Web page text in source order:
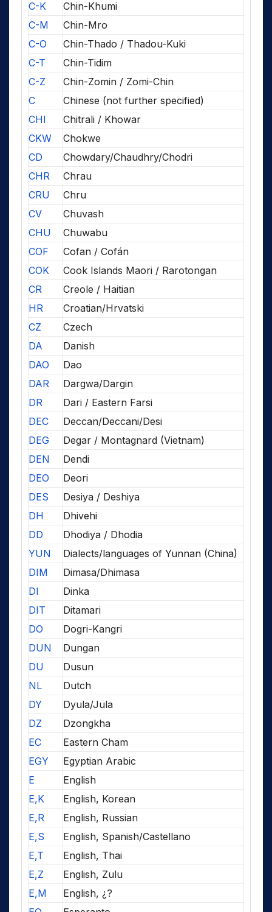
C-K
Chin-Khumi
C-M
Chin-Mro
C-O
Chin-Thado / Thadou-Kuki
C-T
Chin-Tidim
C-Z
Chin-Zomin / Zomi-Chin
C
Chinese (not further specified)
CHI
Chitrali / Khowar
CKW
Chokwe
CD
Chowdary/Chaudhry/Chodri
CHR
Chrau
CRU
Chru
CV
Chuvash
CHU
Chuwabu
COF
Cofan / Cofán
COK
Cook Islands Maori / Rarotongan
CR
Creole / Haitian
HR
Croatian/Hrvatski
CZ
Czech
DA
Danish
DAO
Dao
DAR
Dargwa/Dargin
DR
Dari / Eastern Farsi
DEC
Deccan/Deccani/Desi
DEG
Degar / Montagnard (Vietnam)
DEN
Dendi
DEO
Deori
DES
Desiya / Deshiya
DH
Dhivehi
DD
Dhodiya / Dhodia
YUN
Dialects/languages of Yunnan (China)
DIM
Dimasa/Dhimasa
DI
Dinka
DIT
Ditamari
DO
Dogri-Kangri
DUN
Dungan
DU
Dusun
NL
Dutch
DY
Dyula/Jula
DZ
Dzongkha
EC
Eastern Cham
EGY
Egyptian Arabic
E
English
E,K
English, Korean
E,R
English, Russian
E,S
English, Spanish/Castellano
E,T
English, Thai
E,Z
English, Zulu
E,M
English, ¿?